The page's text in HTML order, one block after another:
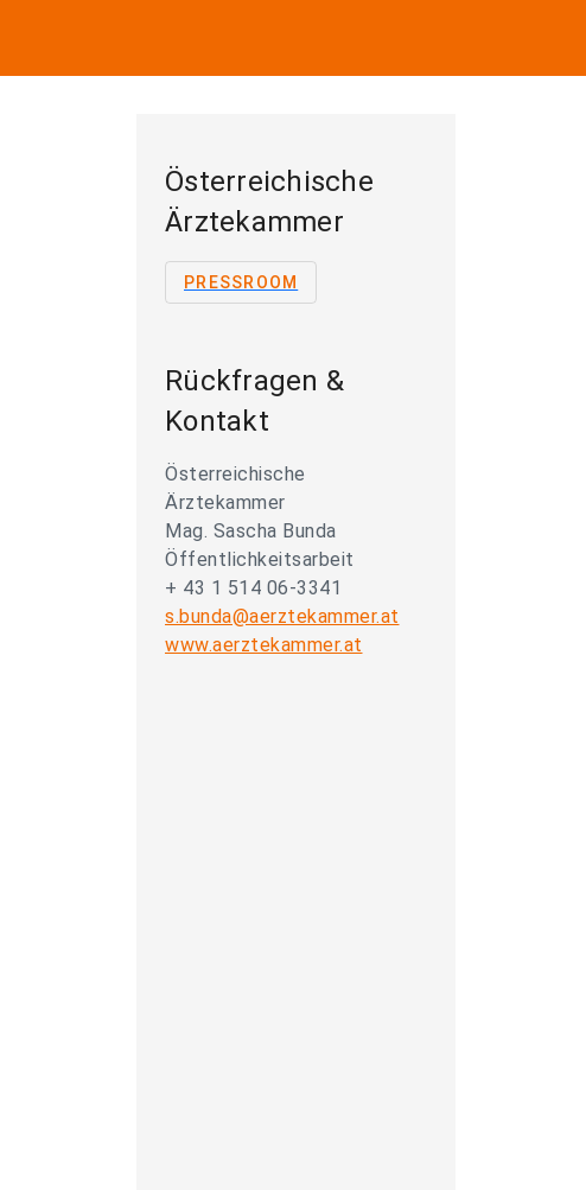
Österreichische
Ärztekammer
PRESSROOM
Rückfragen &
Kontakt
Österreichische
Ärztekammer
Mag. Sascha Bunda
Öffentlichkeitsarbeit
+ 43 1 514 06-3341
s.bunda@aerztekammer.at
www.aerztekammer.at